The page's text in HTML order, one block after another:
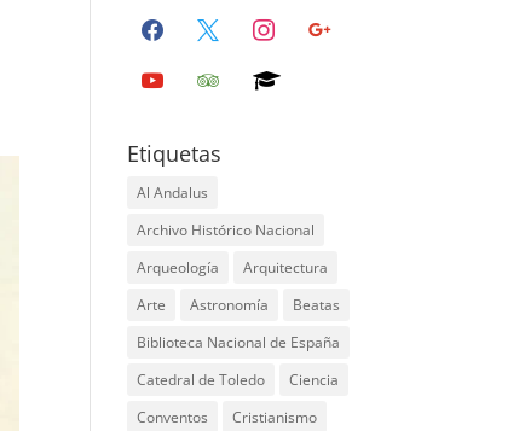
facebook instagramgoogle
youtubetripadvisorgraduation-
Etiquetas
Al Andalus
Archivo Histórico Nacional
Arqueología
Arquitectura
Arte
Astronomía
Beatas
Biblioteca Nacional de España
Catedral de Toledo
Ciencia
Conventos
Cristianismo